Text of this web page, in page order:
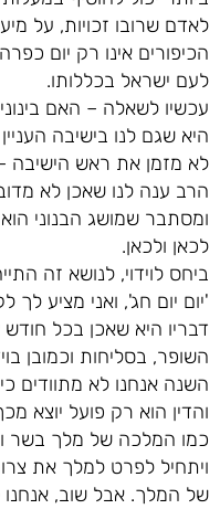
לאדם שרובו זכויות, על
הכיפורים אינו רק יום
לעם ישראל בכללותו.
עכשיו לשאלה – האם
היא שגם לנו בישיבה
לא מזמן את ראש הישיבה
הרב ענה לנו שאכן לא
ומסתבר שמושג הבנוני
לכאן ולכאן.
ביחס לוידוי, לנושא זה
'יום יום חג', ואני מציע
דבריו היא שאכן בכל חודש
השופר, בסליחות וכמובן
השנה אנחנו לא מתוודים
והדין הוא רק פועל יוצא
כמו המלכה של מלך בשר
ויתחיל לפרט למלך את
של המלך. אבל שוב, אנחנו